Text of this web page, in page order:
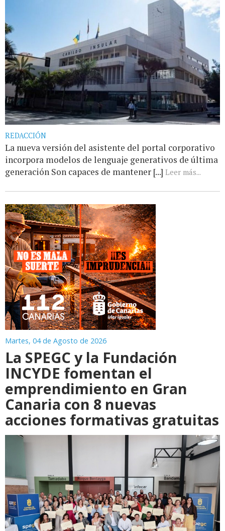
REDACCIÓN
La nueva versión del asistente del portal corporativo
incorpora modelos de lenguaje generativos de última
generación Son capaces de mantener [...] Leer más...
Martes, 04 de Agosto de 2026
La SPEGC y la Fundación
INCYDE fomentan el
emprendimiento en Gran
Canaria con 8 nuevas
acciones formativas gratuitas